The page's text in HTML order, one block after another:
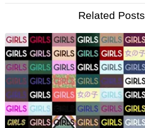
Related Posts